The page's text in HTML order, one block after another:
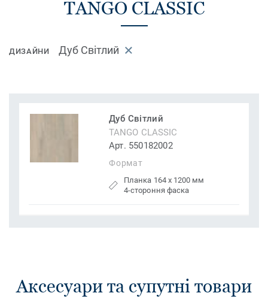
TANGO CLASSIC
ДИЗАЙНИ Дуб Світлий
Дуб Світлий
TANGO CLASSIC
Арт. 550182002
Формат
Планка 164 x 1200 мм
4-стороння фаска
Аксесуари та супутні товари